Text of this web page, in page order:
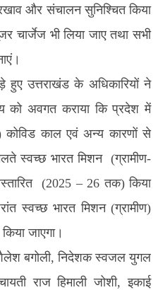
और संचालन सुनिश्चित किया
चार्जेज भी लिया जाए तथा सभी
हुए उत्तराखंड के अधिकारियों ने
को अवगत कराया कि प्रदेश में
कोविड काल एवं अन्य कारणों से
स्वच्छ भारत मिशन (ग्रामीण-
(2025 – 26 तक) किया
स्वच्छ भारत मिशन (ग्रामीण)
जाएगा।
बगोली, निदेशक स्वजल युगल
राज हिमाली जोशी, इकाई